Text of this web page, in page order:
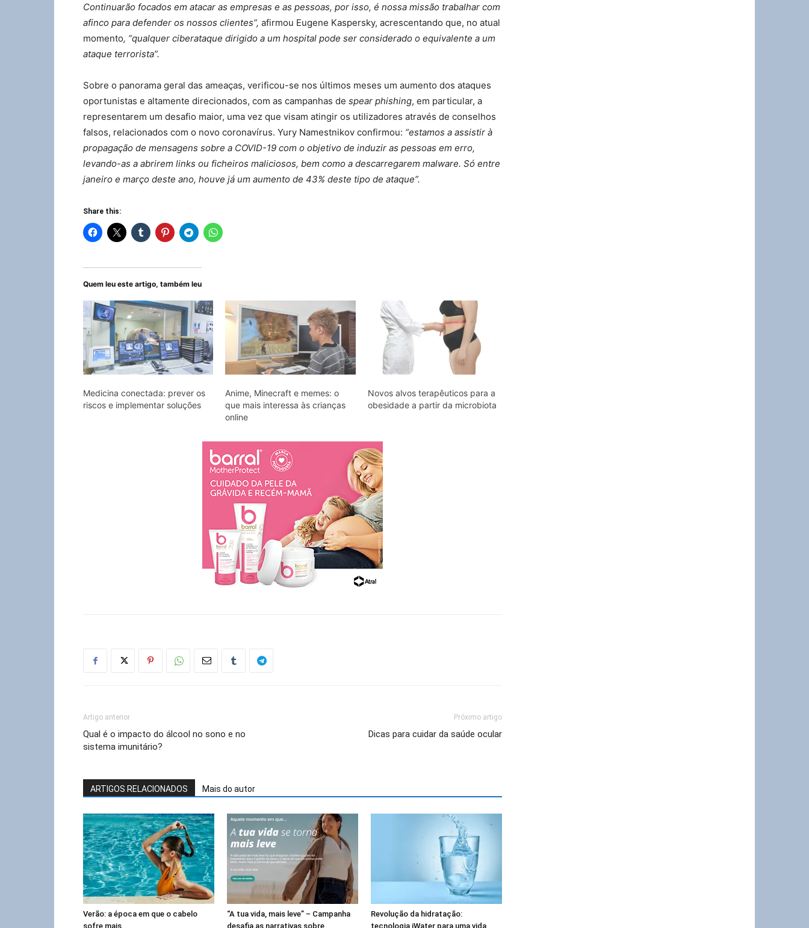
Continuarão focados em atacar as empresas e as pessoas, por isso, é nossa missão trabalhar com
afinco para defender os nossos clientes”, afirmou Eugene Kaspersky, acrescentando que, no atual
momento, “qualquer ciberataque dirigido a um hospital pode ser considerado o equivalente a um
ataque terrorista”.
Sobre o panorama geral das ameaças, verificou-se nos últimos meses um aumento dos ataques
oportunistas e altamente direcionados, com as campanhas de spear phishing, em particular, a
representarem um desafio maior, uma vez que visam atingir os utilizadores através de conselhos
falsos, relacionados com o novo coronavírus. Yury Namestnikov confirmou: “estamos a assistir à
propagação de mensagens sobre a COVID-19 com o objetivo de induzir as pessoas em erro,
levando-as a abrirem links ou ficheiros maliciosos, bem como a descarregarem malware. Só entre
janeiro e março deste ano, houve já um aumento de 43% deste tipo de ataque”.
Share this:
Quem leu este artigo, também leu
Medicina conectada: prever os
riscos e implementar soluções
Anime, Minecraft e memes: o
que mais interessa às crianças
online
Novos alvos terapêuticos para a
obesidade a partir da microbiota
Artigo anterior
Qual é o impacto do álcool no sono e no
sistema imunitário?
Próximo artigo
Dicas para cuidar da saúde ocular
ARTIGOS RELACIONADOS Mais do autor
Verão: a época em que o cabelo
sofre mais
“A tua vida, mais leve” – Campanha
desafia as narrativas sobre
Revolução da hidratação:
tecnologia iWater para uma vida